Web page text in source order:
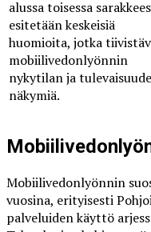
alussa toisessa
esitetään keskeisiä
huomioita, jotka
mobiilivedonlyönnin
nykytilan ja
näkymiä.
Mobiilivedonlyönnin
vuosina, erityisesti
palveluiden käyttö